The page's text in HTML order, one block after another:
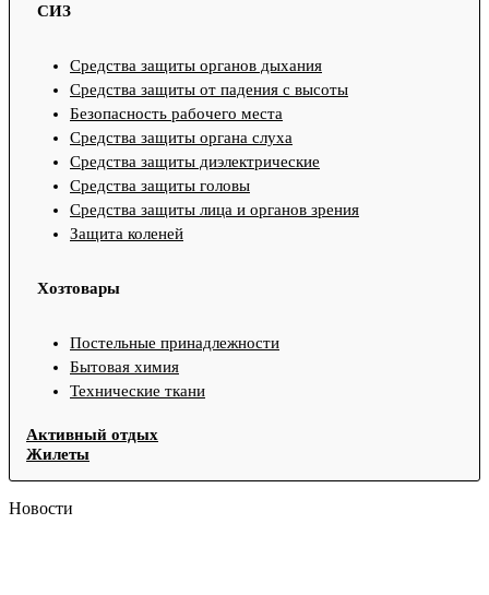
СИЗ
Средства защиты органов дыхания
Средства защиты от падения с высоты
Безопасность рабочего места
Средства защиты органа слуха
Средства защиты диэлектрические
Средства защиты головы
Средства защиты лица и органов зрения
Защита коленей
Хозтовары
Постельные принадлежности
Бытовая химия
Технические ткани
Активный отдых
Жилеты
Новости